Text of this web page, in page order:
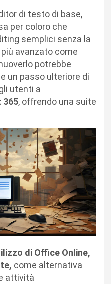
di testo di base,
per coloro che
semplici senza la
avanzato come
potrebbe
un passo ulteriore di
utenti a
365, offrendo una suite
di Office Online,
come alternativa
attività